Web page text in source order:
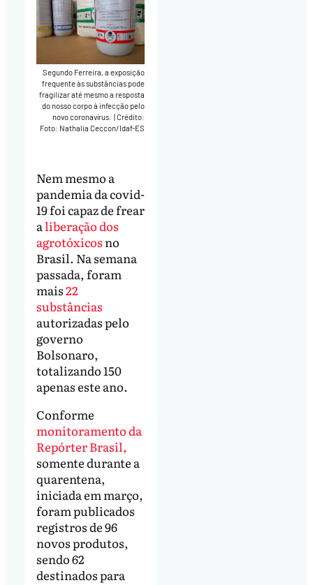
Segundo Ferreira, a exposição
frequente às substâncias pode
fragilizar até mesmo a resposta
do nosso corpo à infecção pelo
novo coronavírus.
Crédito:
Foto: Nathalia Ceccon/Idaf-ES
Nem mesmo a
pandemia da covid-
19 foi capaz de frear
aliberação dos
agrotóxicos no
Brasil. Na semana
passada, foram
mais22
substâncias
autorizadas pelo
governo
Bolsonaro,
totalizando 150
apenas este ano.
Conforme
monitoramento da
Repórter Brasil,
somente durante a
quarentena,
iniciada em março,
foram publicados
registros de 96
novos produtos,
sendo 62
destinados para